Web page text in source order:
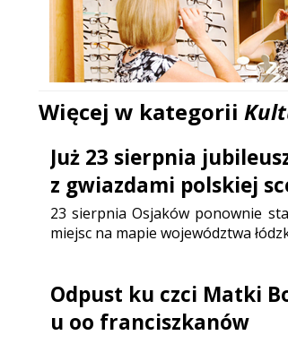
Więcej w kategorii
Już 23 sierpnia
z gwiazdami polskiej
23 sierpnia Osjaków ponownie
miejsc na mapie województwa
Odpust ku czci Matki
u oo franciszkanów